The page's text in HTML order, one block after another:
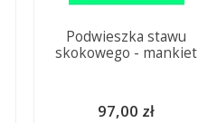
Podwieszka stawu
skokowego - mankiet
97,00 zł